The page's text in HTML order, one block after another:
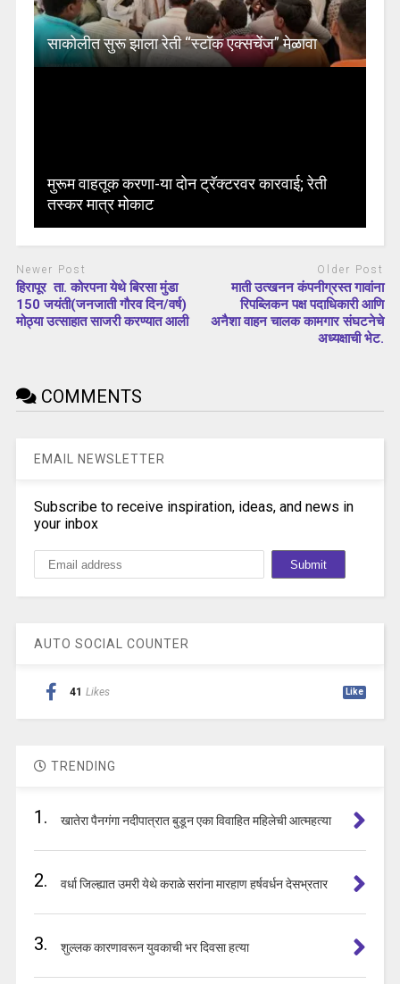
साकोलीत सुरू झाला रेती “स्टॉक एक्सचेंज” मेळावा
मुरूम वाहतूक करणा-या दोन ट्रॅक्टरवर कारवाई; रेती
तस्कर मात्र मोकाट
Newer Post
हिरापूर ता. कोरपना येथे बिरसा मुंडा
150 जयंती(जनजाती गौरव दिन/वर्ष)
मोठ्या उत्साहात साजरी करण्यात आली
Older Post
माती उत्खनन कंपनीग्रस्त गावांना
रिपब्लिकन पक्ष पदाधिकारी आणि
अनैशा वाहन चालक कामगार संघटनेचे
अध्यक्षाची भेट.
COMMENTS
EMAIL NEWSLETTER
Subscribe to receive inspiration, ideas, and news in
your inbox
AUTO SOCIAL COUNTER
41 Likes Like
TRENDING
1. खातेरा पैनगंगा नदीपात्रात बुडून एका विवाहित महिलेची आत्महत्या
2. वर्धा जिल्ह्यात उमरी येथे कराळे सरांना मारहाण हर्षवर्धन देसभ्रतार
3. शुल्लक कारणावरून युवकाची भर दिवसा हत्या